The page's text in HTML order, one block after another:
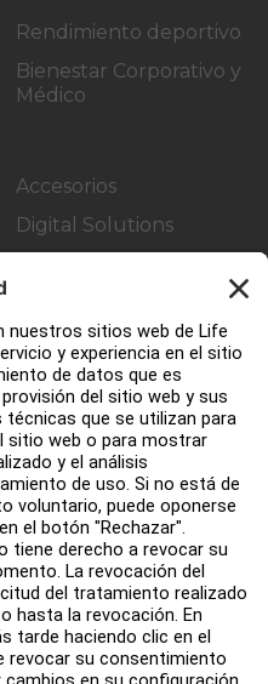
Rendimiento deportivo
Bienestar Corporativo y
Médico
Accesorios
Digital Solutions
fitness